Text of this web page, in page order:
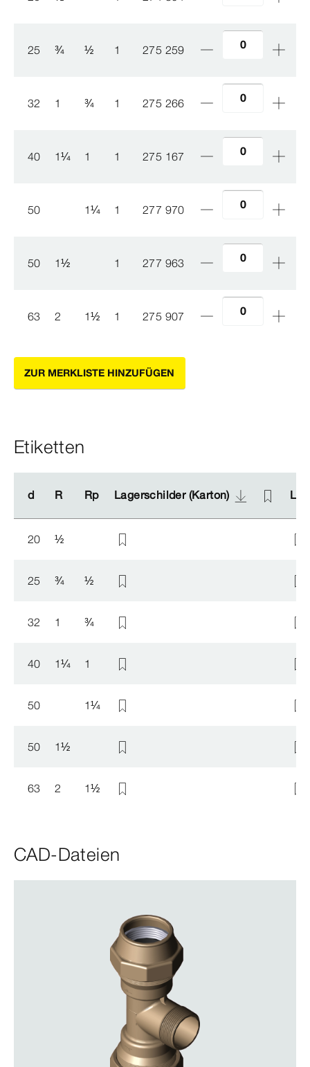
25 ¾ ½ 1 275 259
32 1 ¾ 1 275 266
40 1¼ 1 1 275 167
50 1¼ 1 277 970
50 1½ 1 277 963
63 2 1½ 1 275 907
ZUR MERKLISTE HINZUFÜGEN
Etiketten
d R Rp Lagerschilder (Karton)
d R Rp Lagerschilder (Karton)
20 ½
25 ¾ ½
32 1 ¾
40 1¼ 1
50 1¼
50 1½
63 2 1½
CAD-Dateien